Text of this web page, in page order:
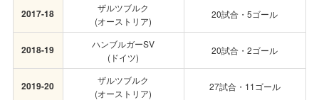
2017-18
ザルツブルク
(オーストリア)
20試合・5ゴール
2018-19
ハンブルガーSV
(ドイツ)
20試合・2ゴール
2019-20
ザルツブルク
(オーストリア)
27試合・11ゴール